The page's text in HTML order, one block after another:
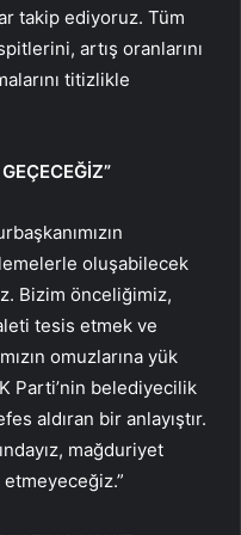
takip ediyoruz. Tüm
artış oranlarını
titizlikle
oluşabilecek
Bizim önceliğimiz,
tesis etmek ve
omuzlarına yük
Parti’nin belediyecilik
aldıran bir anlayıştır.
mağduriyet